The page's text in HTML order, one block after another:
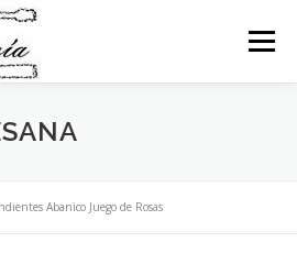
Menú
BEBÉS
BROCHES
Abanico Juego de Rosas